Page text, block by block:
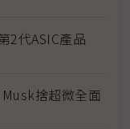
2代ASIC產品
捨超微全面